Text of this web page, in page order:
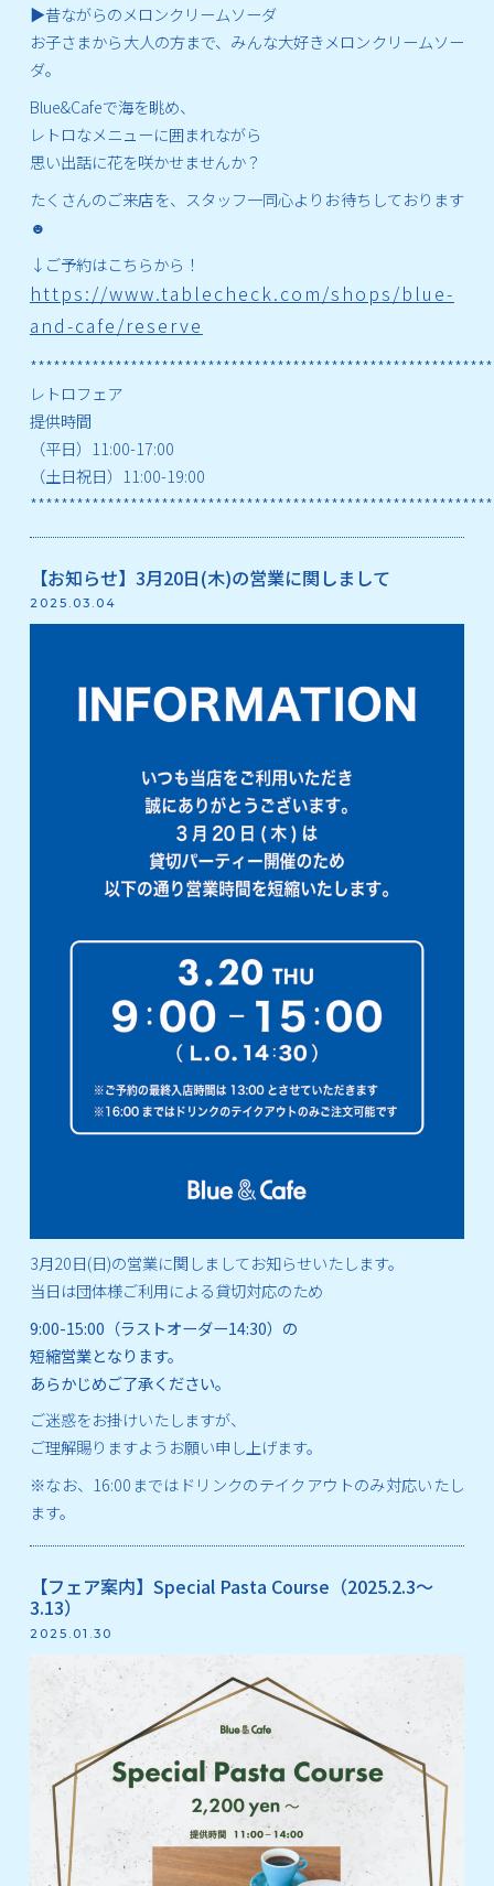
▶昔ながらのメロンクリームソーダ
お子さまから大人の方まで、みんな大好きメロンクリームソー
ダ。
Blue&Cafeで海を眺め、
レトロなメニューに囲まれながら
思い出話に花を咲かせませんか？
たくさんのご来店を、スタッフ一同心よりお待ちしております
☻
↓ご予約はこちらから！
https://www.tablecheck.com/shops/blue-
and-cafe/reserve
レトロフェア
提供時間
（平日）11:00-17:00
（土日祝日）11:00-19:00
【お知らせ】3月20日(木)の営業に関しまして
2025.03.04
3月20日(日)の営業に関しましてお知らせいたします。
当日は団体様ご利用による貸切対応のため
9:00-15:00（ラストオーダー14:30）の
短縮営業となります。
あらかじめご了承ください。
ご迷惑をお掛けいたしますが、
ご理解賜りますようお願い申し上げます。
※なお、16:00まではドリンクのテイクアウトのみ対応いたし
ます。
【フェア案内】Special Pasta Course（2025.2.3～
3.13）
2025.01.30